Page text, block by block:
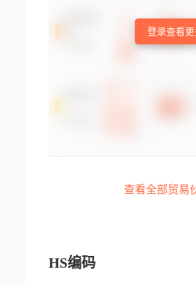
登录查看更
查看全部贸易
HS编码